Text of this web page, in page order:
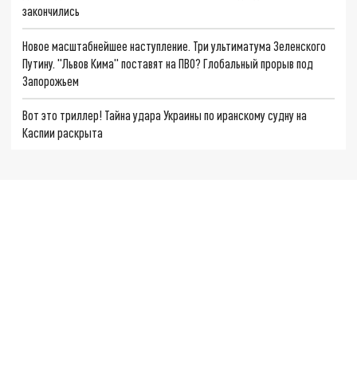
закончились
Новое масштабнейшее наступление. Три ультиматума Зеленского
Путину. "Львов Кима" поставят на ПВО? Глобальный прорыв под
Запорожьем
Вот это триллер! Тайна удара Украины по иранскому судну на
Каспии раскрыта